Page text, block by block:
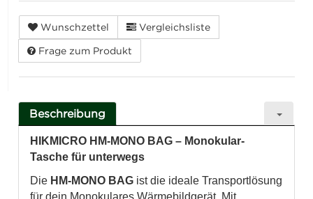
Wunschzettel Vergleichsliste
Frage zum Produkt
Beschreibung
HIKMICRO HM-MONO BAG – Monokular-
Tasche für unterwegs
Die HM-MONO BAG ist die ideale Transportlösung